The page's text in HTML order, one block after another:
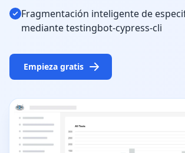
Fragmentación inteligente de
mediante testingbot-cypress-cli
Empieza gratis